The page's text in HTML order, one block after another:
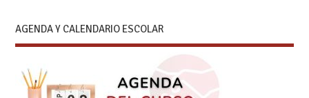
AGENDA Y CALENDARIO ESCOLAR